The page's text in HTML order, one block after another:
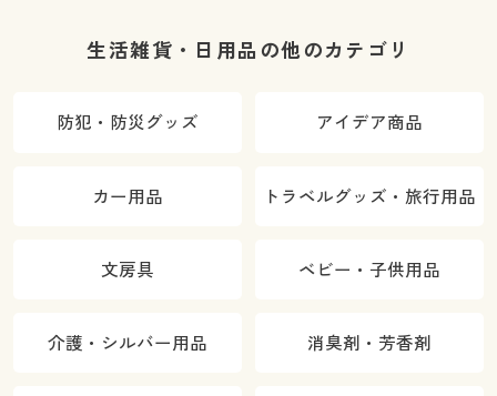
生活雑貨・日用品の他のカテゴリ
防犯・防災グッズ アイデア商品
カー用品 トラベルグッズ・旅行用品
文房具 ベビー・子供用品
介護・シルバー用品 消臭剤・芳香剤